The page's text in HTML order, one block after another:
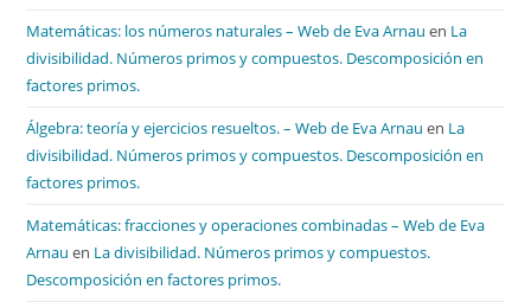
Matemáticas: los números naturales – Web de Eva Arnau en La
divisibilidad. Números primos y compuestos. Descomposición en
factores primos.
Álgebra: teoría y ejercicios resueltos. – Web de Eva Arnau en La
divisibilidad. Números primos y compuestos. Descomposición en
factores primos.
Matemáticas: fracciones y operaciones combinadas – Web de Eva
Arnau en La divisibilidad. Números primos y compuestos.
Descomposición en factores primos.